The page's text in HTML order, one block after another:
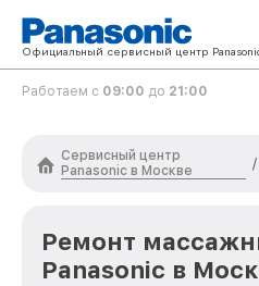
Официальный сервисный центр
Работаем с 09:00 до 21:00
Сервисный центр
Panasonic в Москве
/
Ремонт
Panasonic в